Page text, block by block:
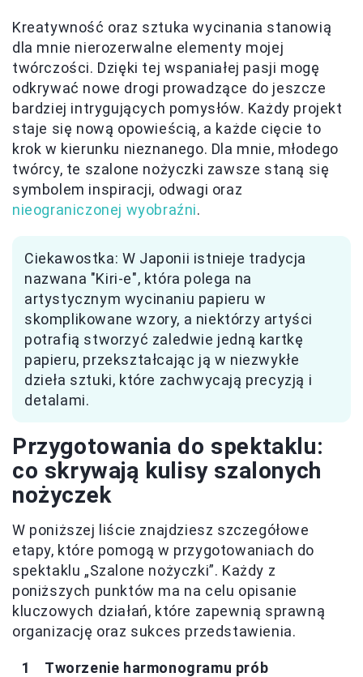
Kreatywność oraz sztuka wycinania stanowią
dla mnie nierozerwalne elementy mojej
twórczości. Dzięki tej wspaniałej pasji mogę
odkrywać nowe drogi prowadzące do jeszcze
bardziej intrygujących pomysłów. Każdy projekt
staje się nową opowieścią, a każde cięcie to
krok w kierunku nieznanego. Dla mnie, młodego
twórcy, te szalone nożyczki zawsze staną się
symbolem inspiracji, odwagi oraz
nieograniczonej wyobraźni.
Ciekawostka: W Japonii istnieje tradycja
nazwana "Kiri-e", która polega na
artystycznym wycinaniu papieru w
skomplikowane wzory, a niektórzy artyści
potrafią stworzyć zaledwie jedną kartkę
papieru, przekształcając ją w niezwykłe
dzieła sztuki, które zachwycają precyzją i
detalami.
Przygotowania do spektaklu:
co skrywają kulisy szalonych
nożyczek
W poniższej liście znajdziesz szczegółowe
etapy, które pomogą w przygotowaniach do
spektaklu „Szalone nożyczki”. Każdy z
poniższych punktów ma na celu opisanie
kluczowych działań, które zapewnią sprawną
organizację oraz sukces przedstawienia.
Tworzenie harmonogramu prób